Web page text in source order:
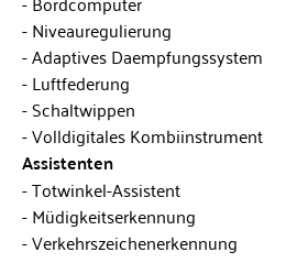
Niveauregulierung
Adaptives Daempfungssystem
Luftfederung
Schaltwippen
Volldigitales Kombiinstrument
Assistenten
Totwinkel-Assistent
Müdigkeitserkennung
Verkehrszeichenerkennung